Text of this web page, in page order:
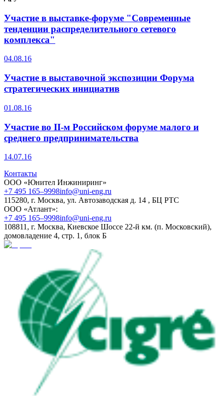
Участие в выставке-форуме "Современные
тенденции распределительного сетевого
комплекса"
04.08.16
Участие в выставочной экспозиции Форума
стратегических инициатив
01.08.16
Участие во II-м Российском форуме малого и
среднего предпринимательства
14.07.16
Контакты
ООО «Юнител Инжиниринг»
+7 495 165–9998info@uni-eng.ru
115280, г. Москва, ул. Автозаводская д. 14 , БЦ РТС
ООО «Атлант»:
+7 495 165–9998info@uni-eng.ru
108811, г. Москва, Киевское Шоссе 22-й км. (п. Московский),
домовладение 4, стр. 1, блок Б